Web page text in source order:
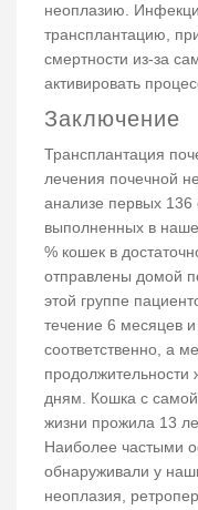
неоплазию.
трансплантацию,
смертности из-за
активировать
Заключение
Трансплантация
лечения почечной
анализе первых 136
выполненных в
% кошек в
отправлены домой
этой группе
течение 6 месяцев
соответственно, а
дням. Кошка с
жизни прожила 13
Наиболее частыми
обнаруживали у
неоплазия,